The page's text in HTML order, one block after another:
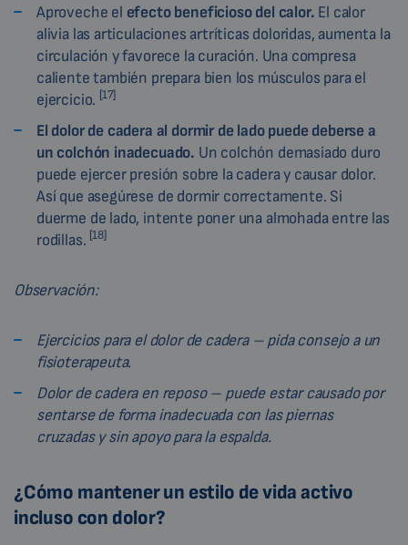
Aproveche el efecto beneficioso del calor. El calor
alivia las articulaciones artríticas doloridas, aumenta la
circulación y favorece la curación. Una compresa
caliente también prepara bien los músculos para el
ejercicio. [17]
El dolor de cadera al dormir de lado puede deberse a
un colchón inadecuado. Un colchón demasiado duro
puede ejercer presión sobre la cadera y causar dolor.
Así que asegúrese de dormir correctamente. Si
duerme de lado, intente poner una almohada entre las
rodillas. [18]
Observación:
Ejercicios para el dolor de cadera – pida consejo a un
fisioterapeuta.
Dolor de cadera en reposo – puede estar causado por
sentarse de forma inadecuada con las piernas
cruzadas y sin apoyo para la espalda.
¿Cómo mantener un estilo de vida activo
incluso con dolor?